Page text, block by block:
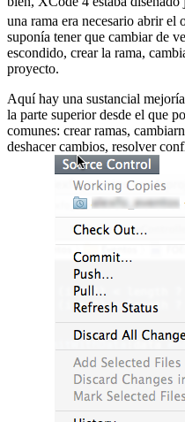
una rama era necesario abrir el
suponía tener que cambiar de
escondido, crear la rama,
proyecto.
Aquí hay una sustancial
la parte superior desde el que
comunes: crear ramas,
deshacer cambios, resolver